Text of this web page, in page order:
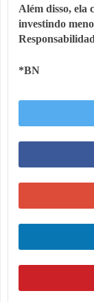
Além disso, ela
investindo
*BN